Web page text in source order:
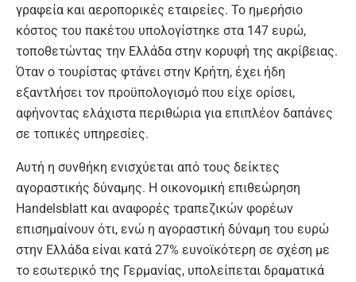
γραφεία και αεροπορικές εταιρείες. Το ημερήσιο
κόστος του πακέτου υπολογίστηκε στα 147 ευρώ,
τοποθετώντας την Ελλάδα στην κορυφή της ακρίβειας.
Όταν ο τουρίστας φτάνει στην Κρήτη, έχει ήδη
εξαντλήσει τον προϋπολογισμό που είχε ορίσει,
αφήνοντας ελάχιστα περιθώρια για επιπλέον δαπάνες
σε τοπικές υπηρεσίες.
Αυτή η συνθήκη ενισχύεται από τους δείκτες
αγοραστικής δύναμης. Η οικονομική επιθεώρηση
Handelsblatt και αναφορές τραπεζικών φορέων
επισημαίνουν ότι, ενώ η αγοραστική δύναμη του ευρώ
στην Ελλάδα είναι κατά 27% ευνοϊκότερη σε σχέση με
το εσωτερικό της Γερμανίας, υπολείπεται δραματικά